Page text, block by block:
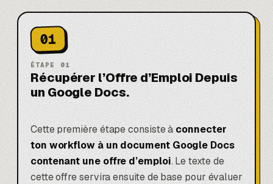
01
ÉTAPE 01
Récupérer l’Offre d’Emploi Depuis
un Google Docs.
Cette première étape consiste à connecter
ton workflow à un document Google Docs
contenant une offre d’emploi. Le texte de
cette offre servira ensuite de base pour évaluer